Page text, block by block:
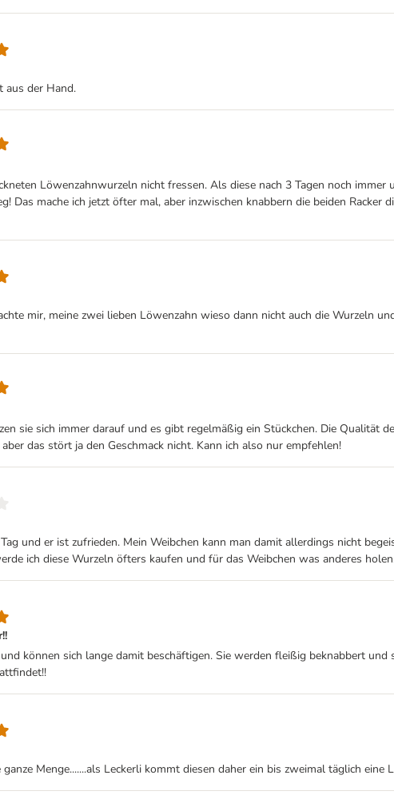
aus der Hand.
Löwenzahnwurzeln nicht fressen. Als diese nach 3 Tagen noch
Das mache ich jetzt öfter mal, aber inzwischen knabbern die beiden
mir, meine zwei lieben Löwenzahn wieso dann nicht auch die Wurzeln
sie sich immer darauf und es gibt regelmäßig ein Stückchen. Die Qualität
das stört ja den Geschmack nicht. Kann ich also nur empfehlen!
und er ist zufrieden. Mein Weibchen kann man damit allerdings nicht
ich diese Wurzeln öfters kaufen und für das Weibchen was anderes
können sich lange damit beschäftigen. Sie werden fleißig beknabbert
Menge.......als Leckerli kommt diesen daher ein bis zweimal täglich eine